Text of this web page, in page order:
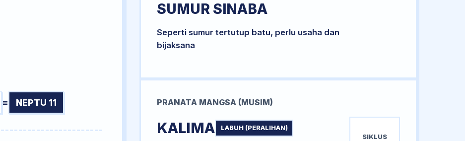
= NEPTU 11
SUMUR SINABA
Seperti sumur tertutup batu, perlu usaha dan
bijaksana
PRANATA MANGSA (MUSIM)
KALIMA LABUH (PERALIHAN)
SIKLUS